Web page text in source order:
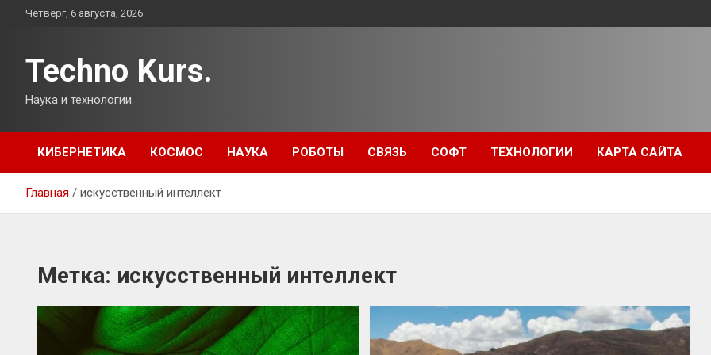
ПерейтиЧетверг, 6 августа, 2026
Techno Kurs.
Наука и технологии.
КИБЕРНЕТИКА КОСМОС НАУКА РОБОТЫ СВЯЗЬ СОФТ ТЕХНОЛОГИИ КАРТА САЙТА
Главная искусственный интеллект
Метка: искусственный интеллект